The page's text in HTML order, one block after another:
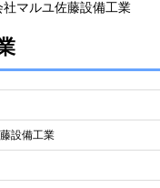
社マルユ佐藤設備工業
設備工業